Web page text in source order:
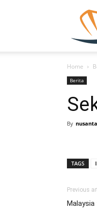
Home
Berita
By
TAGS
Previous